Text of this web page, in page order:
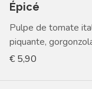
Épicé
Pulpe de tomate
piquante,
€ 5,90